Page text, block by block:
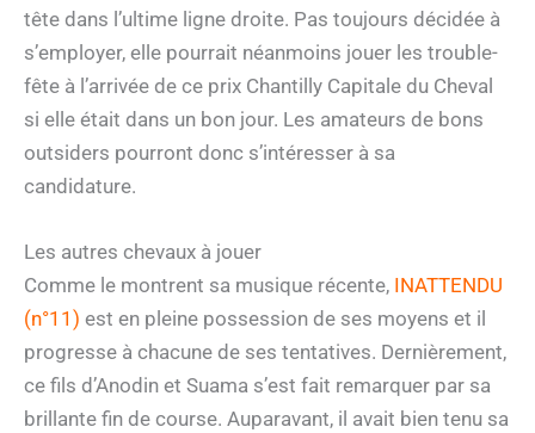
tête dans l’ultime ligne droite. Pas toujours décidée à
s’employer, elle pourrait néanmoins jouer les trouble-
fête à l’arrivée de ce prix Chantilly Capitale du Cheval
si elle était dans un bon jour. Les amateurs de bons
outsiders pourront donc s’intéresser à sa
candidature.
Les autres chevaux à jouer
Comme le montrent sa musique récente, INATTENDU
(n°11) est en pleine possession de ses moyens et il
progresse à chacune de ses tentatives. Dernièrement,
ce fils d’Anodin et Suama s’est fait remarquer par sa
brillante fin de course. Auparavant, il avait bien tenu sa